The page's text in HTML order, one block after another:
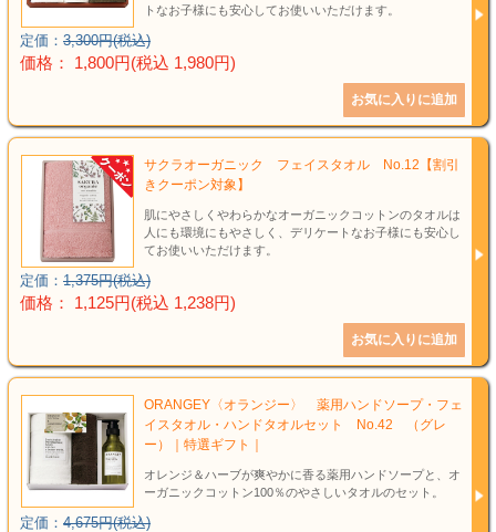
トなお子様にも安心してお使いいただけます。
定価： 3,300円(税込)
価格： 1,800円(税込 1,980円)
サクラオーガニック フェイスタオル No.12【割引
きクーポン対象】
肌にやさしくやわらかなオーガニックコットンのタオルは
人にも環境にもやさしく、デリケートなお子様にも安心し
てお使いいただけます。
定価： 1,375円(税込)
価格： 1,125円(税込 1,238円)
ORANGEY〈オランジー〉 薬用ハンドソープ・フェ
イスタオル・ハンドタオルセット No.42 （グレ
ー）｜特選ギフト｜
オレンジ＆ハーブが爽やかに香る薬用ハンドソープと、オ
ーガニックコットン100％のやさしいタオルのセット。
定価： 4,675円(税込)